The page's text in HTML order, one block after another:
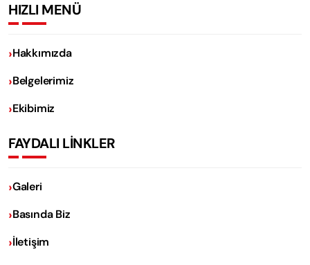
HIZLI MENÜ
Hakkımızda
Belgelerimiz
Ekibimiz
FAYDALI LİNKLER
Galeri
Basında Biz
İletişim